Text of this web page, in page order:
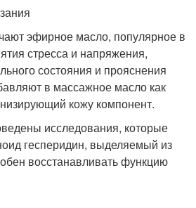
эфирное масло, популярное в
стресса и напряжения,
состояния и прояснения
в массажное масло как
кожу компонент.
исследования, которые
гесперидин, выделяемый из
восстанавливать функцию